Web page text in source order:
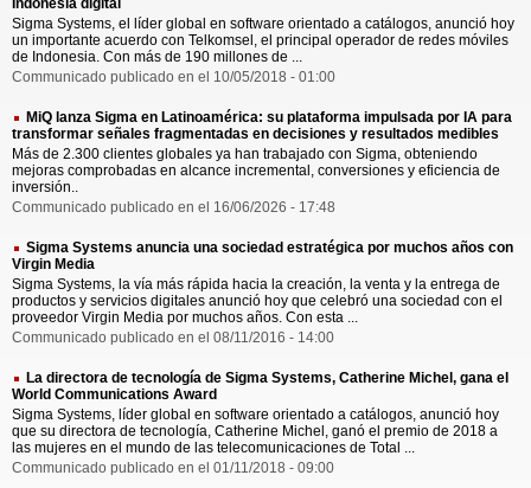
Indonesia digital
Sigma Systems, el líder global en software orientado a catálogos, anunció hoy
un importante acuerdo con Telkomsel, el principal operador de redes móviles
de Indonesia. Con más de 190 millones de ...
Communicado publicado en el 10/05/2018 - 01:00
MiQ lanza Sigma en Latinoamérica: su plataforma impulsada por IA para
transformar señales fragmentadas en decisiones y resultados medibles
Más de 2.300 clientes globales ya han trabajado con Sigma, obteniendo
mejoras comprobadas en alcance incremental, conversiones y eficiencia de
inversión..
Communicado publicado en el 16/06/2026 - 17:48
Sigma Systems anuncia una sociedad estratégica por muchos años con
Virgin Media
Sigma Systems, la vía más rápida hacia la creación, la venta y la entrega de
productos y servicios digitales anunció hoy que celebró una sociedad con el
proveedor Virgin Media por muchos años. Con esta ...
Communicado publicado en el 08/11/2016 - 14:00
La directora de tecnología de Sigma Systems, Catherine Michel, gana el
World Communications Award
Sigma Systems, líder global en software orientado a catálogos, anunció hoy
que su directora de tecnología, Catherine Michel, ganó el premio de 2018 a
las mujeres en el mundo de las telecomunicaciones de Total ...
Communicado publicado en el 01/11/2018 - 09:00